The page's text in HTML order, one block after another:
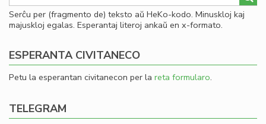
Serĉu per (fragmento de) teksto aŭ HeKo-kodo. Minuskloj kaj
majuskloj egalas. Esperantaj literoj ankaŭ en x-formato.
ESPERANTA CIVITANECO
Petu la esperantan civitanecon per la reta formularo.
TELEGRAM